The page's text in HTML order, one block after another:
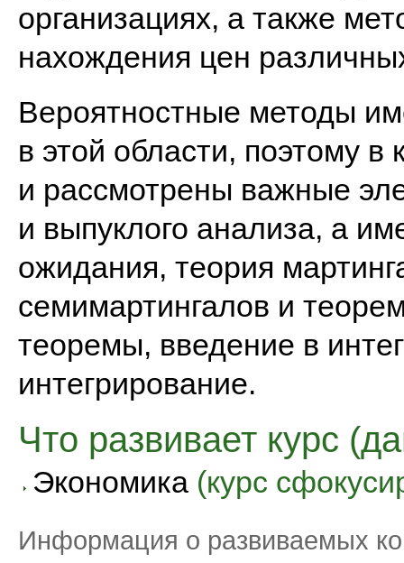
организациях, а также
нахождения цен
Вероятностные методы
в этой области, поэтому в
и рассмотрены важные
и выпуклого анализа, а
ожидания, теория
семимартингалов и
теоремы, введение в
интегрирование.
Что развивает курс
Экономика (курс
Информация о развиваемых